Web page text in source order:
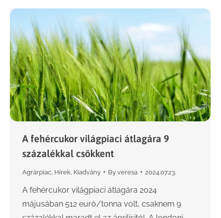
A fehércukor világpiaci átlagára 9
százalékkal csökkent
Agrárpiac Hírek Kiadvány By veresa 2024.07.23.
A fehércukor világpiaci átlagára 2024
májusában 512 euró/tonna volt, csaknem 9